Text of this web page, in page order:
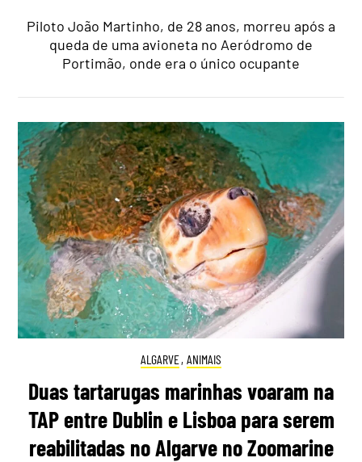
Piloto João Martinho, de 28 anos, morreu após a
queda de uma avioneta no Aeródromo de
Portimão, onde era o único ocupante
ALGARVE, ANIMAIS
Duas tartarugas marinhas voaram na
TAP entre Dublin e Lisboa para serem
reabilitadas no Algarve no Zoomarine